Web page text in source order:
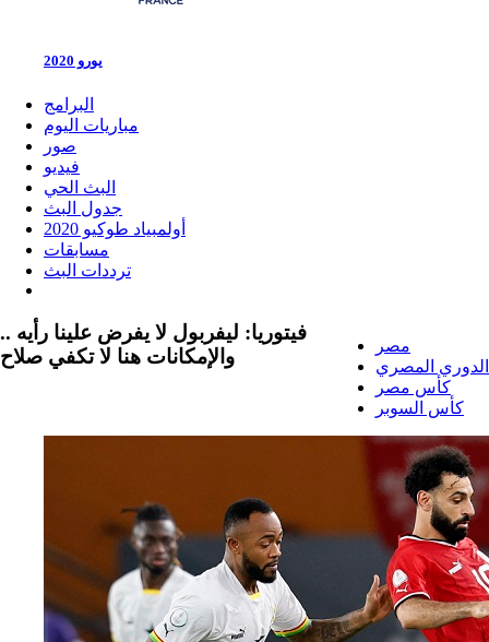
يورو 2020
البرامج
مباريات اليوم
صور
فيديو
البث الحي
جدول البث
أولمبياد طوكيو 2020
مسابقات
ترددات البث
مصر
الدوري المصري
كأس مصر
كأس السوبر
فيتوريا: ليفربول لا يفرض علينا رأيه ..
والإمكانات هنا لا تكفي صلاح